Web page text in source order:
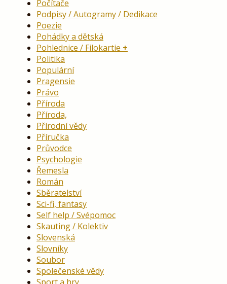
Počítače
Podpisy / Autogramy / Dedikace
Poezie
Pohádky a dětská
Pohlednice / Filokartie
Politika
Populární
Pragensie
Právo
Příroda
Příroda,
Přírodní vědy
Příručka
Průvodce
Psychologie
Řemesla
Román
Sběratelství
Sci-fi, fantasy
Self help / Svépomoc
Skauting / Kolektiv
Slovenská
Slovníky
Soubor
Společenské vědy